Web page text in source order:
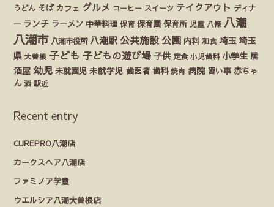
うどん そば カフェ グルメ コーヒー スイーツ テイクアウト ディナ
ー ランチ ラーメン 中華料理 保育 保育園 保育所 児童 八條 八潮
八潮市 八潮市役所 八潮駅 公共施設 公園 内科 和食 埼玉 埼玉
県 大曽根 子ども 子どもの遊び場 子供 定食 小児歯科 小学生 居
酒屋 幼児 未就園児 未就学児 歯医者 歯科 焼肉 病院 習い事 赤ちゃ
ん 酒 駅近
Recent entry
CUREPRO八潮店
カークスヘア八潮店
ファミノア学童
ウエルシア八潮大曽根店